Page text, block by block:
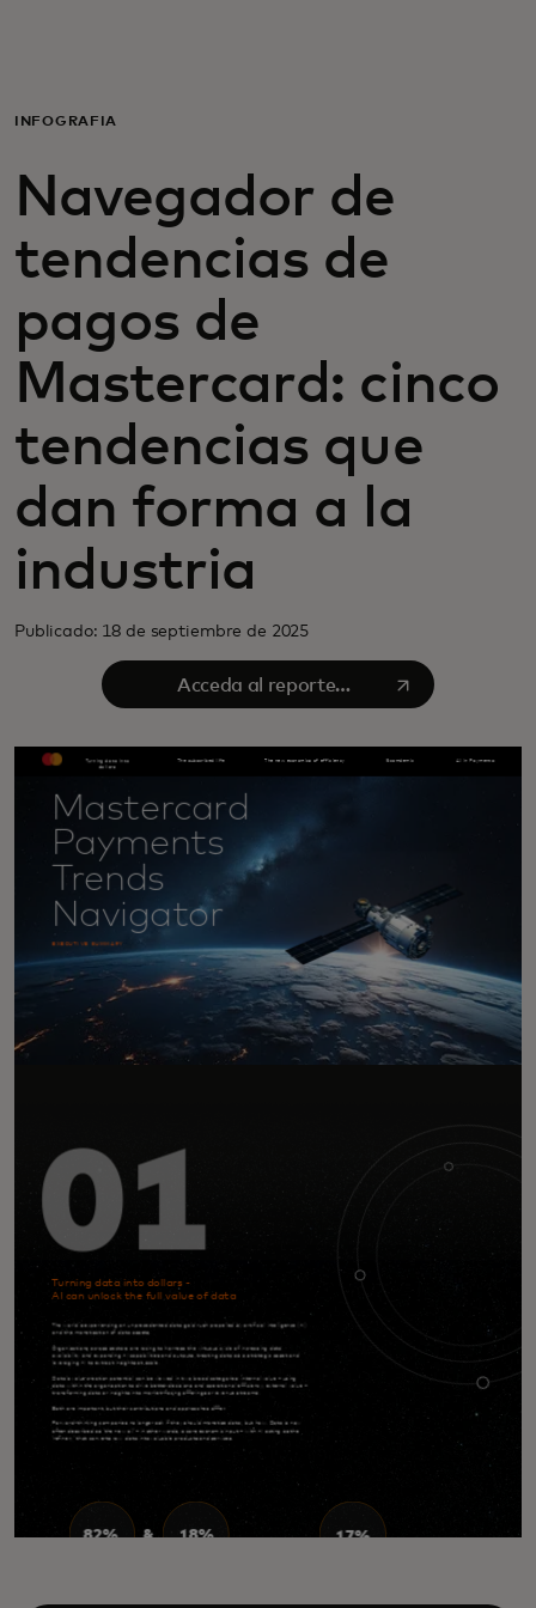
Para empresas
Para el mundo
Para innovadores
Noticias y tendencias
INFOGRAFÍA
Navegador de
tendencias de
pagos de
Mastercard: cinco
tendencias que
dan forma a la
industria
Publicado: 18 de septiembre de 2025
Acceda al reporte
se abre en una pestaña nueva